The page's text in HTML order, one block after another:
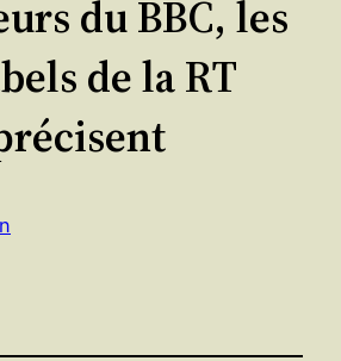
du BBC, les
de la RT